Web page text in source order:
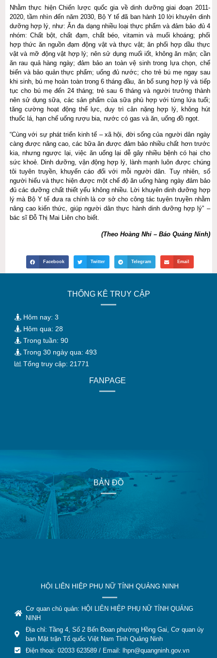
Nhằm thực hiện Chiến lược quốc gia về dinh dưỡng giai đoạn 2011-
2020, tầm nhìn đến năm 2030, Bộ Y tế đã ban hành 10 lời khuyên dinh
dưỡng hợp lý, như: Ăn đa dạng nhiều loại thực phẩm và đảm bảo đủ 4
nhóm: Chất bột, chất đạm, chất béo, vitamin và muối khoáng; phối
hợp thức ăn nguồn đạm động vật và thực vật; ăn phối hợp dầu thực
vật và mỡ động vật hợp lý; nên sử dụng muối iốt, không ăn mặn; cần
ăn rau quả hàng ngày; đảm bảo an toàn vệ sinh trong lựa chọn, chế
biến và bảo quản thực phẩm; uống đủ nước; cho trẻ bú mẹ ngay sau
khi sinh, bú mẹ hoàn toàn trong 6 tháng đầu, ăn bổ sung hợp lý và tiếp
tục cho bú mẹ đến 24 tháng; trẻ sau 6 tháng và người trưởng thành
nên sử dụng sữa, các sản phẩm của sữa phù hợp với từng lứa tuổi;
tăng cường hoạt động thể lực, duy trì cân nặng hợp lý, không hút
thuốc lá, hạn chế uống rượu bia, nước có gas và ăn, uống đồ ngọt.
“Cùng với sự phát triển kinh tế – xã hội, đời sống của người dân ngày
càng được nâng cao, các bữa ăn được đảm bảo nhiều chất hơn trước
kia, nhưng ngược lại, việc ăn uống lại dễ gây nhiều bệnh có hại cho
sức khoẻ. Dinh dưỡng, vận động hợp lý, lành mạnh luôn được chúng
tôi tuyên truyền, khuyến cáo đối với mỗi người dân. Tuy nhiên, số
người hiểu và thực hiện được một chế độ ăn uống hàng ngày đảm bảo
đủ các dưỡng chất thiết yếu không nhiều. Lời khuyên dinh dưỡng hợp
lý mà Bộ Y tế đưa ra chính là cơ sở cho công tác tuyên truyền nhằm
nâng cao kiến thức, giúp người dân thực hành dinh dưỡng hợp lý” –
bác sĩ Đỗ Thị Mai Liên cho biết.
(Theo Hoàng Nhi – Báo Quảng Ninh)
Facebook Twitter Telegram Email
THỐNG KÊ TRUY CẬP
Hôm nay: 3
Hôm qua: 28
Trong tuần: 90
Trong 30 ngày qua: 493
Tổng truy cập: 21771
FANPAGE
BẢN ĐỒ
HỘI LIÊN HIỆP PHỤ NỮ TỈNH QUẢNG NINH
Cơ quan chủ quản: HỘI LIÊN HIỆP PHỤ NỮ TỈNH QUẢNG
NINH
Địa chỉ: Tầng 4, Số 2 Bến Đoan phường Hồng Gai, Cơ quan ủy
ban Mặt trận Tổ quốc Việt Nam Tỉnh Quảng Ninh
Điện thoại: 02033 623589 / Email: lhpn@quangninh.gov.vn